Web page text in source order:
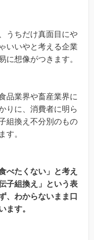
うちだけ真面目にや
いいやと考える企業
に想像がつきます。
品業界や畜産業界に
りに、消費者に明ら
組換え不分別のもの
す。
べたくない」と考え
子組換え」という表
、わからないまま口
ます。